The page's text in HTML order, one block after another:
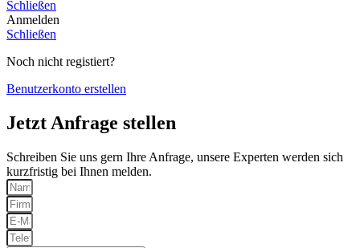
Schließen
Anmelden
Schließen
Noch nicht registiert?
Benutzerkonto erstellen
Jetzt Anfrage stellen
Schreiben Sie uns gern Ihre Anfrage, unsere Experten werden sich
kurzfristig bei Ihnen melden.